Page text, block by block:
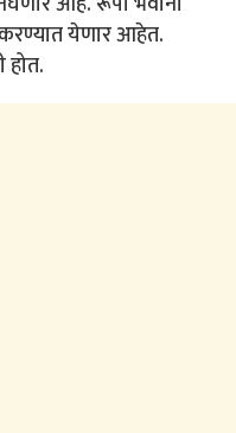
येणार आहेत.
होत.